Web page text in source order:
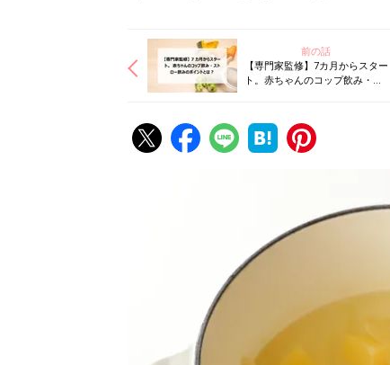
前の話
【専門家監修】7カ月からスター
ト。赤ちゃんのコップ飲み・ス